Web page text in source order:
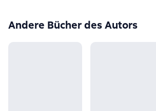
Andere Bücher des Autors